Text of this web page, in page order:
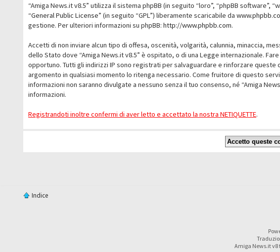
“Amiga News.it v8.5” utilizza il sistema phpBB (in seguito “loro”, “phpBB software”,
“General Public License” (in seguito “GPL”) liberamente scaricabile da
gestione. Per ulteriori informazioni su phpBB:http://www.phpbb.com.
Accetti di non inviare alcun tipo di offesa, oscenità, volgarità, calunnia, minaccia,
dello Stato dove “Amiga News.it v8.5” è ospitato, o di una Legge internazionale.
opportuno. Tutti gli indirizzi IP sono registrati per salvaguardare e rinforzare
argomento in qualsiasi momento lo ritenga necessario. Come fruitore di questo
informazioni non saranno divulgate a nessuno senza il tuo consenso, né “Amiga
informazioni.
Registrandoti inoltre confermi di aver letto e accettato la nostra NETIQUETTE.
Indice
Amiga News.it